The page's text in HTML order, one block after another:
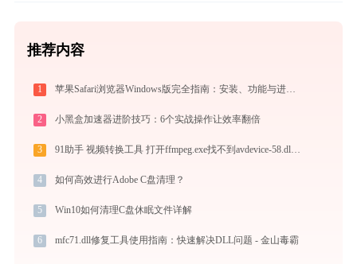
推荐内容
1 苹果Safari浏览器Windows版完全指南：安装、功能与进阶使用技巧全攻略（2026最新）
2 小黑盒加速器进阶技巧：6个实战操作让效率翻倍
3 91助手 视频转换工具 打开ffmpeg.exe找不到avdevice-58.dll怎么办
4 如何高效进行Adobe C盘清理？
5 Win10如何清理C盘休眠文件详解
6 mfc71.dll修复工具使用指南：快速解决DLL问题 - 金山毒霸